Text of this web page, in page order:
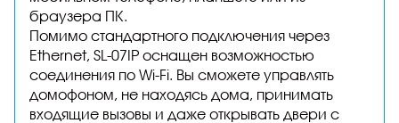
браузера ПК.
Помимо стандартного подключения через
Ethernet, SL-07IP оснащен возможностью
соединения по Wi-Fi. Вы сможете управлять
домофоном, не находясь дома, принимать
входящие вызовы и даже открывать двери с